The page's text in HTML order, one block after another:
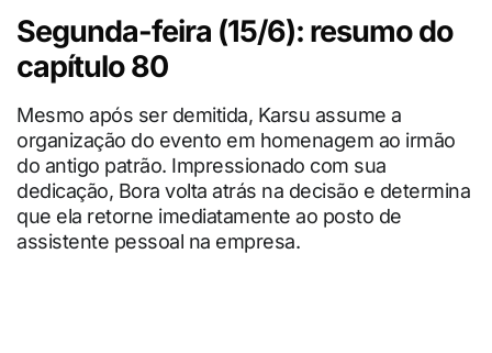
Segunda-feira (15/6): resumo do
capítulo 80
Mesmo após ser demitida, Karsu assume a
organização do evento em homenagem ao irmão
do antigo patrão. Impressionado com sua
dedicação, Bora volta atrás na decisão e determina
que ela retorne imediatamente ao posto de
assistente pessoal na empresa.